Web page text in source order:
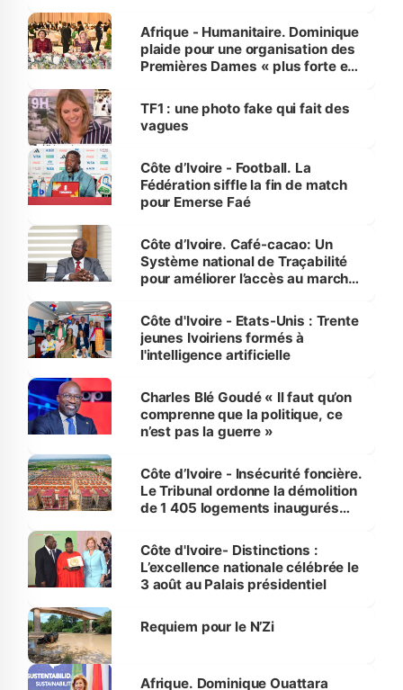
Afrique - Humanitaire. Dominique
plaide pour une organisation des
Premières Dames « plus forte et
sur la scène internationale »
TF1 : une photo fake qui fait des
vagues
Côte d’Ivoire - Football. La
Fédération siffle la fin de match
pour Emerse Faé
Côte d’Ivoire. Café-cacao: Un
Système national de Traçabilité
pour améliorer l’accès au marché
Côte d'Ivoire - Etats-Unis : Trente
jeunes Ivoiriens formés à
l'intelligence artificielle
Charles Blé Goudé « Il faut qu’on
comprenne que la politique, ce
n’est pas la guerre »
Côte d’Ivoire - Insécurité foncière.
Le Tribunal ordonne la démolition
de 1 405 logements inaugurés
Bassam
Côte d'Ivoire- Distinctions :
L’excellence nationale célébrée le
3 août au Palais présidentiel
Requiem pour le N’Zi
Afrique. Dominique Ouattara